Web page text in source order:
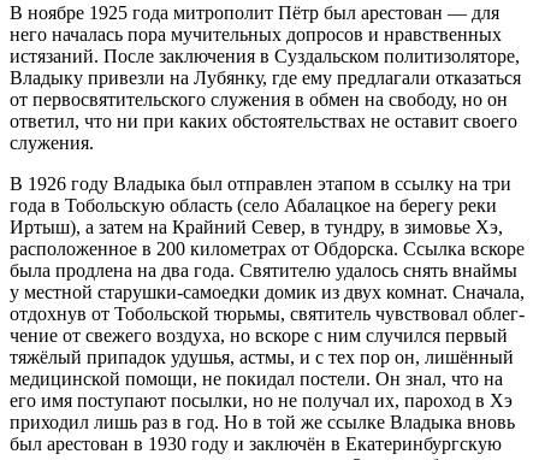
В но­яб­ре 1925 го­да мит­ро­по­лит Пётр был аре­сто­ван — для
него на­ча­лась по­ра му­чи­тель­ных до­про­сов и нрав­ствен­ных
ис­тя­за­ний. По­сле за­клю­че­ния в Суз­даль­ском по­ли­ти­зо­ля­то­ре,
Вла­ды­ку при­вез­ли на Лу­бян­ку, где ему пред­ла­га­ли от­ка­зать­ся
от пер­во­свя­ти­тель­ско­го слу­же­ния в об­мен на сво­бо­ду, но он
от­ве­тил, что ни при ка­ких об­сто­я­тель­ствах не оста­вит сво­е­го
слу­же­ния.
В 1926 го­ду Вла­ды­ка был от­прав­лен эта­пом в ссыл­ку на три
го­да в То­боль­скую об­ласть (се­ло Аба­лац­кое на бе­ре­гу ре­ки
Ир­тыш), а за­тем на Край­ний Се­вер, в тунд­ру, в зи­мо­вье Хэ,
рас­по­ло­жен­ное в 200 ки­ло­мет­рах от Об­дор­ска. Ссыл­ка вско­ре
бы­ла про­дле­на на два го­да. Свя­ти­те­лю уда­лось снять внай­мы
у мест­ной ста­руш­ки-са­мо­ед­ки до­мик из двух ком­нат. Сна­ча­ла,
от­дох­нув от То­боль­ской тюрь­мы, свя­ти­тель чув­ство­вал об­лег­
че­ние от све­же­го воз­ду­ха, но вско­ре с ним слу­чил­ся пер­вый
тя­жё­лый при­па­док уду­шья, аст­мы, и с тех пор он, ли­шён­ный
ме­ди­цин­ской по­мо­щи, не по­ки­дал по­сте­ли. Он знал, что на
его имя по­сту­па­ют по­сыл­ки, но не по­лу­чал их, па­ро­ход в Хэ
при­хо­дил лишь раз в год. Но в той же ссыл­ке Вла­ды­ка вновь
был аре­сто­ван в 1930 го­ду и за­клю­чён в Ека­те­рин­бург­скую